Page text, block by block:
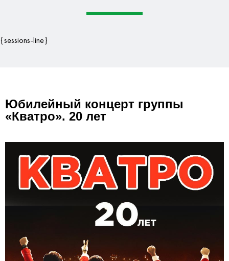
{sessions-line}
Юбилейный концерт группы
«Кватро». 20 лет